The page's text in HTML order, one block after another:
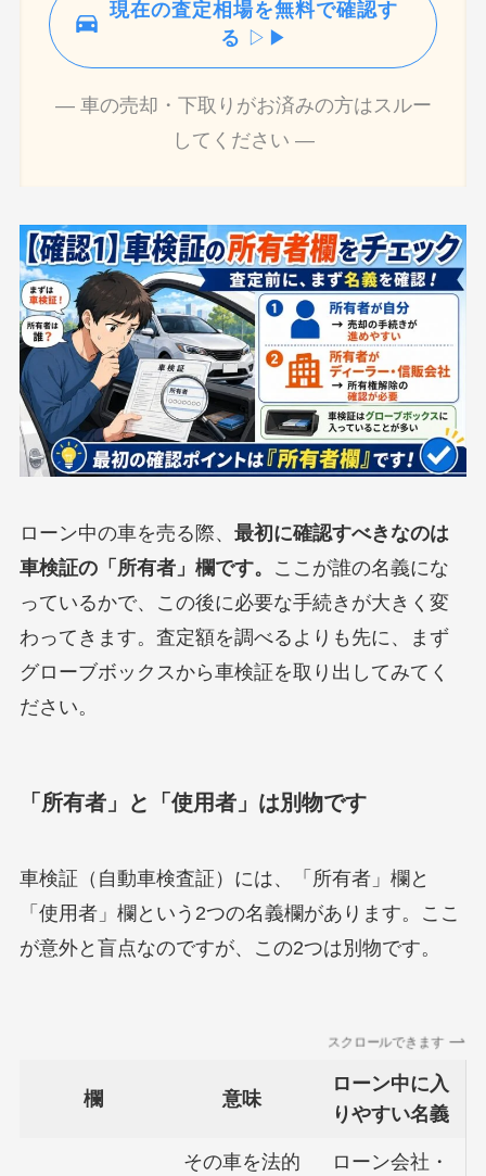
現在の査定相場を無料で確認す
る ▷▶
― 車の売却・下取りがお済みの方はスルー
してください ―
ローン中の車を売る際、 最初に確認すべきなのは
車検証の「所有者」欄です。
ここが誰の名義にな
っているかで、この後に必要な手続きが大きく変
わってきます。査定額を調べるよりも先に、まず
グローブボックスから車検証を取り出してみてく
ださい。
「所有者」と「使用者」は別物です
車検証（自動車検査証）には、「所有者」欄と
「使用者」欄という2つの名義欄があります。ここ
が意外と盲点なのですが、この2つは別物です。
スクロールできます
欄 意味
ローン中に入
りやすい名義
その車を法的
ローン会社・